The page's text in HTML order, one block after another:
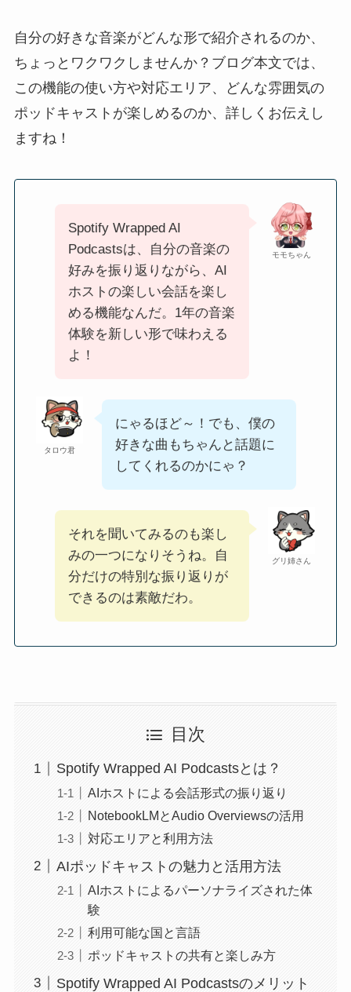
自分の好きな音楽がどんな形で紹介されるのか、
ちょっとワクワクしませんか？ブログ本文では、
この機能の使い方や対応エリア、どんな雰囲気の
ポッドキャストが楽しめるのか、詳しくお伝えし
ますね！
モモちゃん
Spotify Wrapped AI
Podcastsは、自分の音楽の
好みを振り返りながら、AI
ホストの楽しい会話を楽し
める機能なんだ。1年の音楽
体験を新しい形で味わえる
よ！
タロウ君
にゃるほど～！でも、僕の
好きな曲もちゃんと話題に
してくれるのかにゃ？
グリ姉さん
それを聞いてみるのも楽し
みの一つになりそうね。自
分だけの特別な振り返りが
できるのは素敵だわ。
目次
Spotify Wrapped AI Podcastsとは？
AIホストによる会話形式の振り返り
NotebookLMとAudio Overviewsの活用
対応エリアと利用方法
AIポッドキャストの魅力と活用方法
AIホストによるパーソナライズされた体
験
利用可能な国と言語
ポッドキャストの共有と楽しみ方
Spotify Wrapped AI Podcastsのメリット